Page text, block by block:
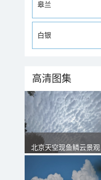
皋兰
白银
高清图集
北京天空现鱼鳞云景观